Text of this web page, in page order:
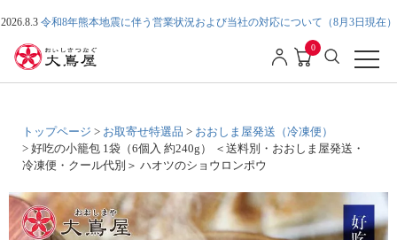
2026.8.3 令和8年熊本地震に伴う営業状況および当社の対応について（8月3日現在）
0
トップページ お取寄せ特選品
おおしま屋発送（冷凍便）
好吃の小籠包 1袋（6個入 約240g） ＜送料別・おおしま屋発送・
冷凍便・クール代別＞ ハオツのショウロンポウ